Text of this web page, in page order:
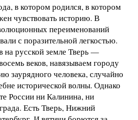
в котором родился, в котором
чувствовать историю. В
переименований
с поразительной легкостью.
на русской земле Тверь —
веков, навязываем городу
заурядного человека, случайно
исторической волны. Однако
России ни Калинина, ни
Есть Тверь, Нижний